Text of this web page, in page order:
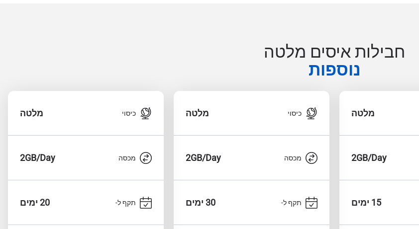
חבילות איסים מלטה
נוספות
מלטה
2GB/Day
15 ימים
כיסוי מלטה
מכסה 2GB/Day
תקף ל- 30 ימים
כיסוי מלטה
מכסה 2GB/Day
תקף ל- 20 ימים